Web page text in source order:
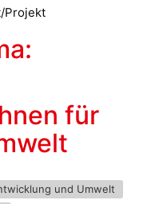
Projekt
für
und Umwelt